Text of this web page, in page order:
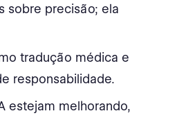
sobre precisão; ela
tradução médica e
responsabilidade.
estejam melhorando,